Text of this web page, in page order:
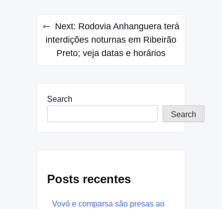
Next: Rodovia Anhanguera terá
interdições noturnas em Ribeirão
Preto; veja datas e horários
Search
Search
Posts recentes
Vovó e comparsa são presas ao